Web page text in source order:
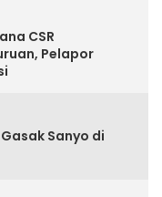
CSR
Pelapor
Sanyo di